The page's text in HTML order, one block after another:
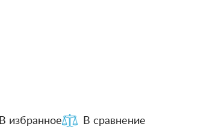
В сравнение
В избранное